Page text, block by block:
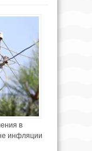
в
инфляции